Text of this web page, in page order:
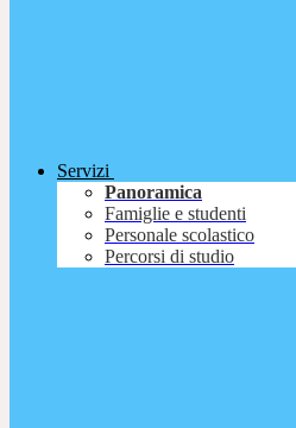
Servizi
Panoramica
Famiglie e studenti
Personale scolastico
Percorsi di studio